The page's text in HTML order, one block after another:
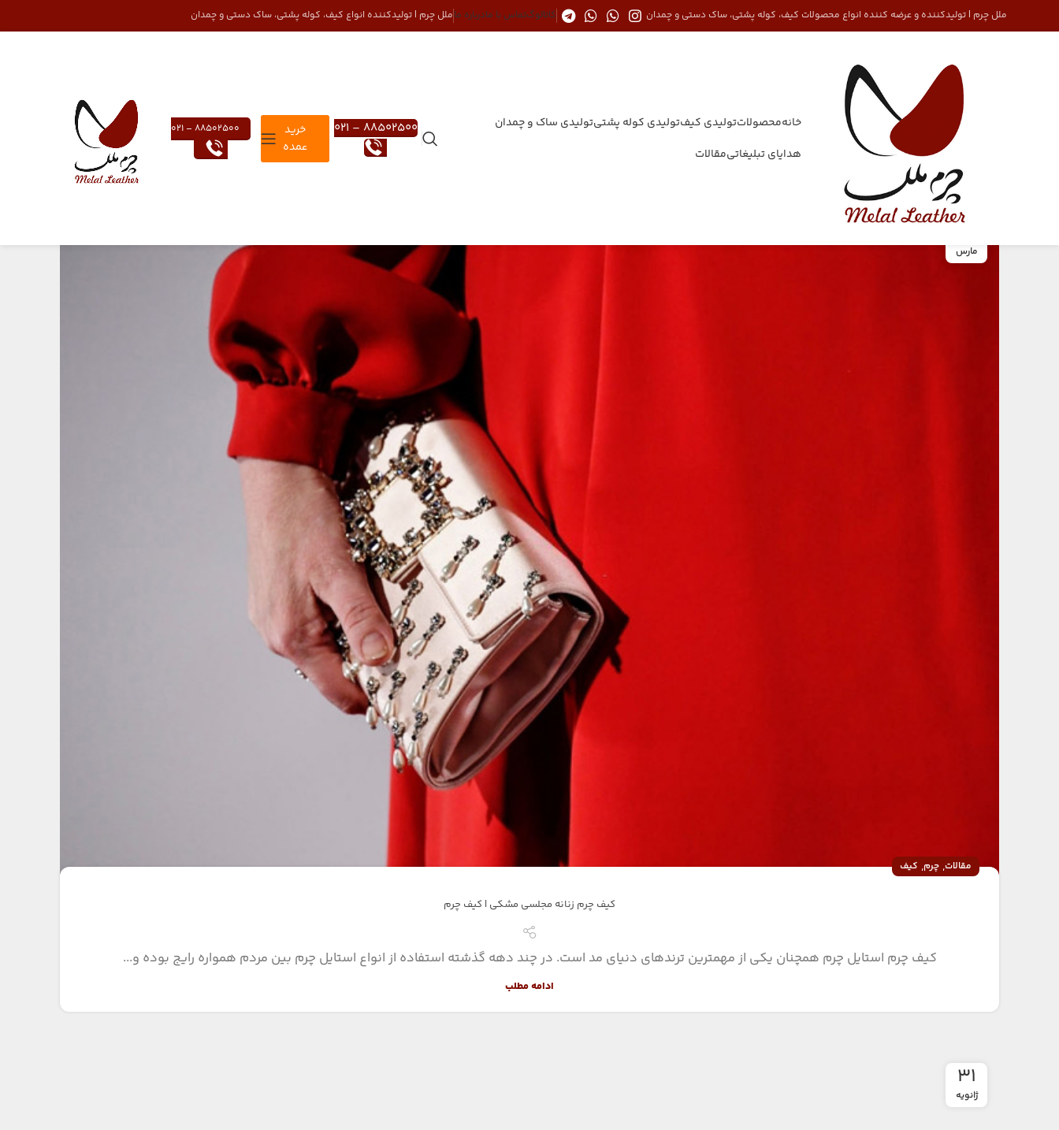
ملل چرم | تولیدکننده و عرضه کننده انواع محصولات کیف، کوله پشتی، ساک دستی و چمدان کاتالوگتماس با مادرباره ماملل چرم | تولیدکننده انواع کیف، کوله پشتی، ساک دستی و چمدان
خانهمحصولاتتولیدی کیفتولیدی کوله پشتیتولیدی ساک و چمدان
هدایای تبلیغاتیمقالات
88502500 – 021
خرید
عمده
88502500 – 021
کیف
03
مارس
مقالات, چرم, کیف
کیف چرم زنانه مجلسی مشکی | کیف چرم
کیف چرم استایل چرم همچنان یکی از مهمترین ترندهای دنیای مد است. در چند دهه گذشته استفاده از انواع استایل چرم بین مردم همواره رایج بوده و...
ادامه مطلب
31
ژانویه